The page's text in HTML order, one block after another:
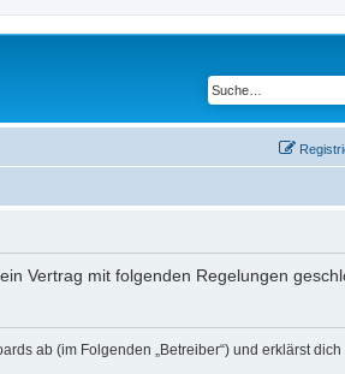
Vertrag mit folgenden Regelungen
ab (im Folgenden „Betreiber“) und erklärst dich